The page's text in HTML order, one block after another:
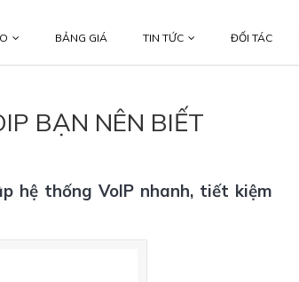
BẢNG GIÁ TIN TỨC ĐỐI TÁC
BẠN NÊN BIẾT
hệ thống VoIP nhanh, tiết kiệm